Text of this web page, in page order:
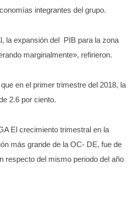
integrantes del grupo.
la expansión del PIB para la zona
marginalmente», refirieron.
en el primer trimestre del 2018, la
2.6 por ciento.
El crecimiento trimestral en la
más grande de la OC- DE, fue de
respecto del mismo periodo del año